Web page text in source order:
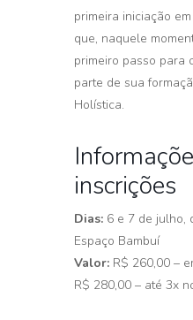
primeira iniciação
que, naquele
primeiro passo para
parte de sua
Holística.
inscrições
Dias: 6 e 7 de julho,
Espaço Bambuí
Valor: R$ 260,00 –
R$ 280,00 – até 3x